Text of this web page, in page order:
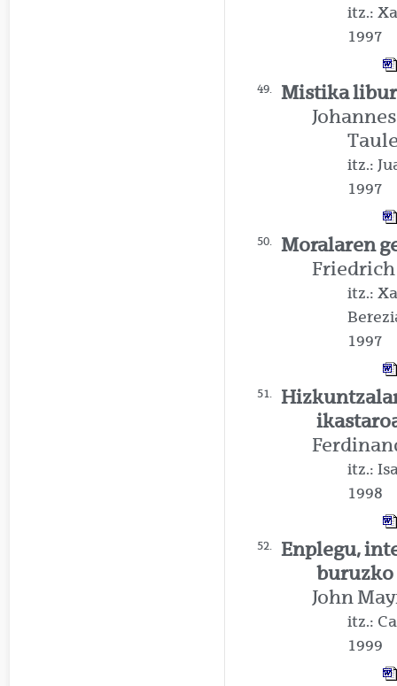
itz.:
1997
49.
Mistika
itz.:
1997
50.
Moralaren
itz.:
1997
51.
itz.:
1998
52.
Enplegu,
buruzko
John
itz.:
1999